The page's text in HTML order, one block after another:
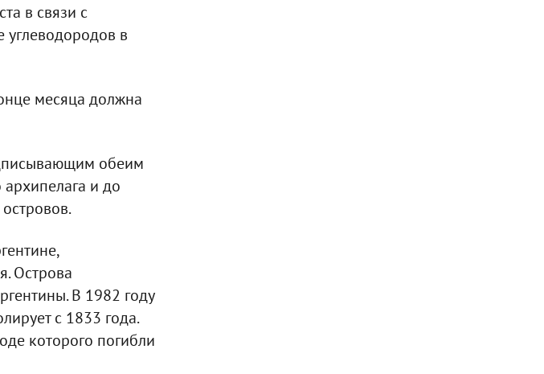
в связи с
в
месяца должна
обеим
и до
Острова
В 1982 году
с 1833 года.
которого погибли